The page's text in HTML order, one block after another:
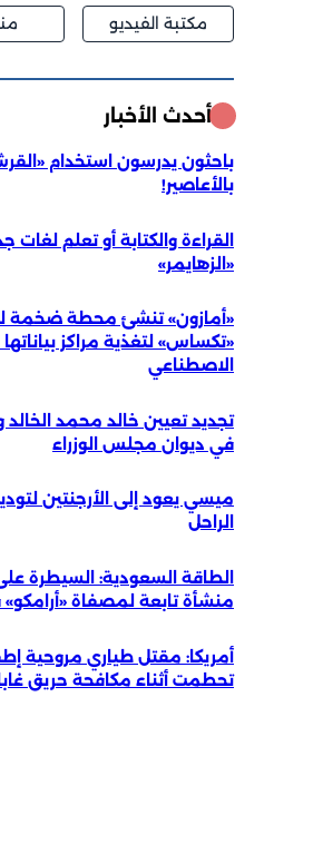
مكتبة الفيديو
أحدث الأخبار
باحثون يدرسون استخدام
بالأعاصير!
القراءة والكتابة أو تعلم لغات
«الزهايمر»
«أمازون» تنشئ محطة ضخمة
«تكساس» لتغذية مراكز بياناتها
الاصطناعي
تجديد تعيين خالد محمد الخالد
في ديوان مجلس الوزراء
ميسي يعود إلى الأرجنتين
الراحل
الطاقة السعودية: السيطرة
منشأة تابعة لمصفاة
أمريكا: مقتل طياري مروحية
تحطمت أثناء مكافحة حريق